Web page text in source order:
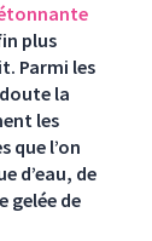
plus
Parmi les
la
les
que l’on
d’eau, de
gelée de